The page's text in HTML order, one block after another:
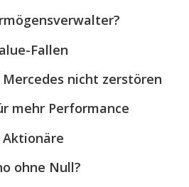
Fallen
nicht zerstören
mehr Performance
ohne Null?